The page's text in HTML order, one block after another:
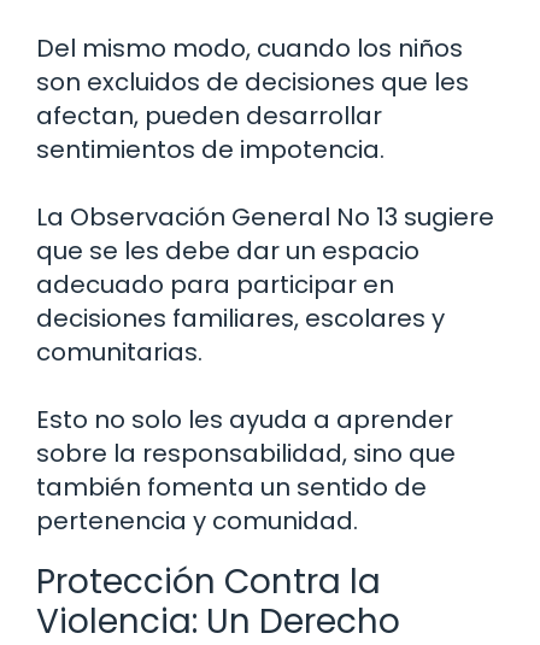
Del mismo modo, cuando los niños
son excluidos de decisiones que les
afectan, pueden desarrollar
sentimientos de impotencia.
La Observación General No 13 sugiere
que se les debe dar un espacio
adecuado para participar en
decisiones familiares, escolares y
comunitarias.
Esto no solo les ayuda a aprender
sobre la responsabilidad, sino que
también fomenta un sentido de
pertenencia y comunidad.
Protección Contra la
Violencia: Un Derecho